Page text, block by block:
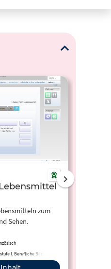
zum
Sehen.
I, Berufliche Bildung,